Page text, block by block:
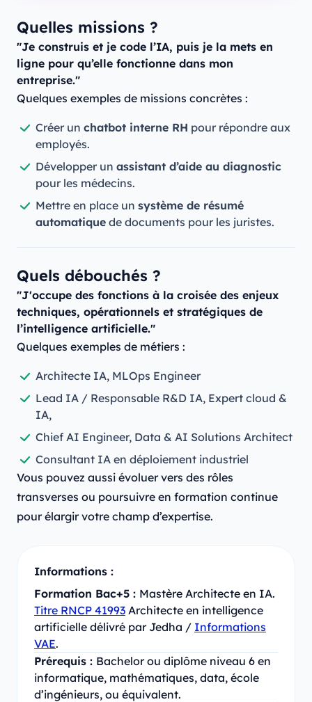
Quelles missions ?
"Je construis et je code l’IA, puis je la mets en
ligne pour qu’elle fonctionne dans mon
entreprise."
Quelques exemples de missions concrètes :
Créer unchatbot interne RH pour répondre aux
employés.
Développer unassistant d’aide au diagnostic
pour les médecins.
Mettre en place unsystème de résumé
automatique de documents pour les juristes.
Quels débouchés ?
"J'occupe des fonctions à la croisée des enjeux
techniques, opérationnels et stratégiques de
l’intelligence artificielle."
Quelques exemples de métiers :
Architecte IA, MLOps Engineer
Lead IA / Responsable R&D IA, Expert cloud &
IA,
Chief AI Engineer, Data & AI Solutions Architect
Consultant IA en déploiement industriel
Vous pouvez aussi évoluer vers des rôles
transverses ou poursuivre en formation continue
pour élargir votre champ d’expertise.
Informations :
Formation Bac+5 : Mastère Architecte en IA.
Titre RNCP 41993 Architecte en intelligence
artificielle délivré par Jedha / Informations
VAE.
Prérequis : Bachelor ou diplôme niveau 6 en
informatique, mathématiques, data, école
d’ingénieurs, ou équivalent.